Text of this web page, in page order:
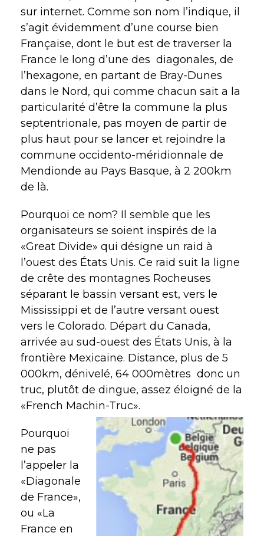
sur internet. Comme son nom l’indique, il
s’agit évidemment d’une course bien
Française, dont le but est de traverser la
France le long d’une des diagonales, de
l’hexagone, en partant de Bray-Dunes
dans le Nord, qui comme chacun sait a la
particularité d’être la commune la plus
septentrionale, pas moyen de partir de
plus haut pour se lancer et rejoindre la
commune occidento-méridionnale de
Mendionde au Pays Basque, à 2 200km
de là.
Pourquoi ce nom? Il semble que les
organisateurs se soient inspirés de la
«Great Divide» qui désigne un raid à
l’ouest des États Unis. Ce raid suit la ligne
de crête des montagnes Rocheuses
séparant le bassin versant est, vers le
Mississippi et de l’autre versant ouest
vers le Colorado. Départ du Canada,
arrivée au sud-ouest des États Unis, à la
frontière Mexicaine. Distance, plus de 5
000km, dénivelé, 64 000mètres donc un
truc, plutôt de dingue, assez éloigné de la
«French Machin-Truc».
Pourquoi
ne pas
l’appeler la
«Diagonale
de France»,
ou «La
France en